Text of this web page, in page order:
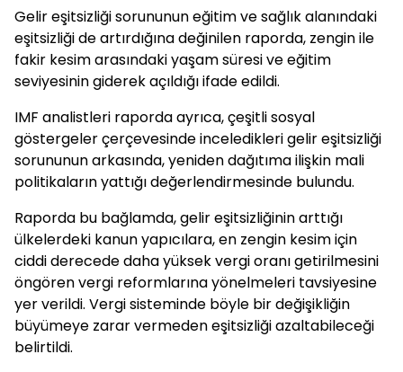
Gelir eşitsizliği sorununun eğitim ve sağlık alanındaki
eşitsizliği de artırdığına değinilen raporda, zengin ile
fakir kesim arasındaki yaşam süresi ve eğitim
seviyesinin giderek açıldığı ifade edildi.
IMF analistleri raporda ayrıca, çeşitli sosyal
göstergeler çerçevesinde inceledikleri gelir eşitsizliği
sorununun arkasında, yeniden dağıtıma ilişkin mali
politikaların yattığı değerlendirmesinde bulundu.
Raporda bu bağlamda, gelir eşitsizliğinin arttığı
ülkelerdeki kanun yapıcılara, en zengin kesim için
ciddi derecede daha yüksek vergi oranı getirilmesini
öngören vergi reformlarına yönelmeleri tavsiyesine
yer verildi. Vergi sisteminde böyle bir değişikliğin
büyümeye zarar vermeden eşitsizliği azaltabileceği
belirtildi.